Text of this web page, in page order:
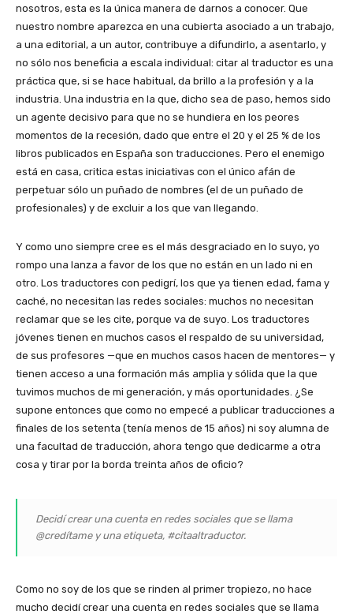
nosotros, esta es la única manera de darnos a conocer. Que
nuestro nombre aparezca en una cubierta asociado a un trabajo,
a una editorial, a un autor, contribuye a difundirlo, a asentarlo, y
no sólo nos beneficia a escala individual: citar al traductor es una
práctica que, si se hace habitual, da brillo a la profesión y a la
industria. Una industria en la que, dicho sea de paso, hemos sido
un agente decisivo para que no se hundiera en los peores
momentos de la recesión, dado que entre el 20 y el 25 % de los
libros publicados en España son traducciones. Pero el enemigo
está en casa, critica estas iniciativas con el único afán de
perpetuar sólo un puñado de nombres (el de un puñado de
profesionales) y de excluir a los que van llegando.
Y como uno siempre cree es el más desgraciado en lo suyo, yo
rompo una lanza a favor de los que no están en un lado ni en
otro. Los traductores con pedigrí, los que ya tienen edad, fama y
caché, no necesitan las redes sociales: muchos no necesitan
reclamar que se les cite, porque va de suyo. Los traductores
jóvenes tienen en muchos casos el respaldo de su universidad,
de sus profesores —que en muchos casos hacen de mentores— y
tienen acceso a una formación más amplia y sólida que la que
tuvimos muchos de mi generación, y más oportunidades. ¿Se
supone entonces que como no empecé a publicar traducciones a
finales de los setenta (tenía menos de 15 años) ni soy alumna de
una facultad de traducción, ahora tengo que dedicarme a otra
cosa y tirar por la borda treinta años de oficio?
Decidí crear una cuenta en redes sociales que se llama
@credítame y una etiqueta, #citaaltraductor.
Como no soy de los que se rinden al primer tropiezo, no hace
mucho decidí crear una cuenta en redes sociales que se llama